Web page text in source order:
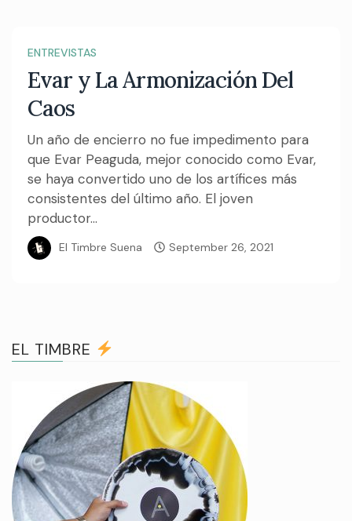
ENTREVISTAS
Evar y La Armonización Del
Caos
Un año de encierro no fue impedimento para
que Evar Peaguda, mejor conocido como Evar,
se haya convertido uno de los artífices más
consistentes del último año. El joven
productor...
El Timbre Suena September 26, 2021
EL TIMBRE